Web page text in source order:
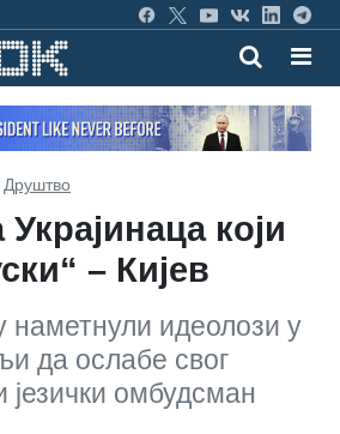
Друштво
који
– Кијев
наметнули идеолози у
да ослабе свог
језички омбудсман